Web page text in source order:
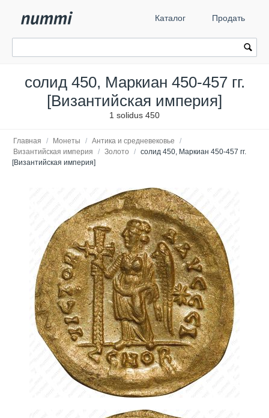
Каталог Продать
солид 450, Маркиан 450-457 гг.
[Византийская империя]
1 solidus 450
Главная / Монеты / Антика и средневековье
/
Византийская империя
/ Золото / солид 450, Маркиан 450-457 гг.
[Византийская империя]